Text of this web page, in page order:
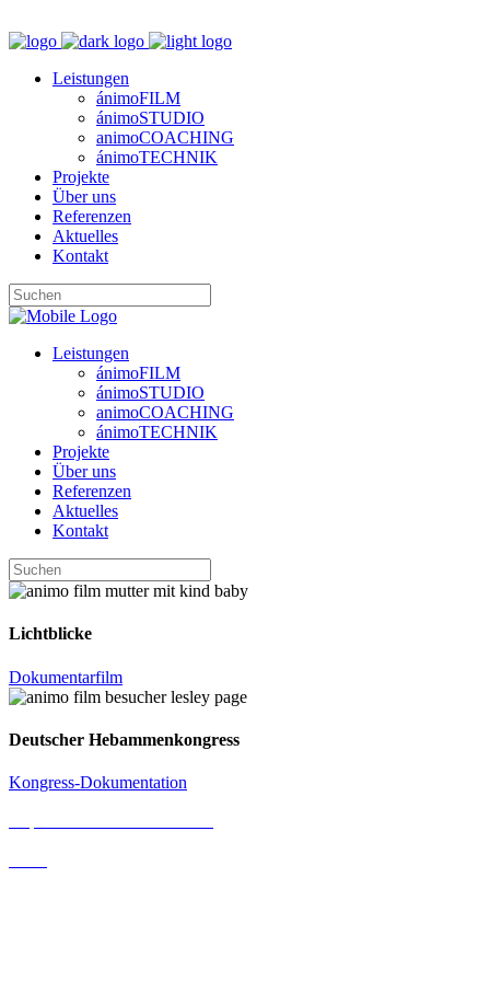
Leistungen
ánimoFILM
ánimoSTUDIO
animoCOACHING
ánimoTECHNIK
Projekte
Über uns
Referenzen
Aktuelles
Kontakt
Leistungen
ánimoFILM
ánimoSTUDIO
animoCOACHING
ánimoTECHNIK
Projekte
Über uns
Referenzen
Aktuelles
Kontakt
Lichtblicke
Dokumentarfilm
Deutscher Hebammenkongress
Kongress-Dokumentation